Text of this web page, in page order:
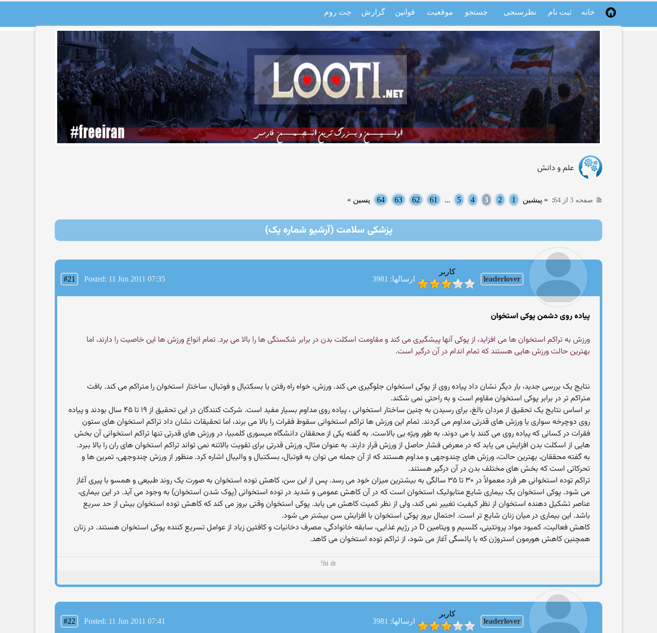
خانه ثبت نام نظرسنجی جستجو موقعیت قوانین گزارش چت روم
علم و دانش
صفحه 3 از 64 : « پیشین 1
2
3
4
5
...
61
62
63
64 پسین »
پزشکی سلامت (آرشیو شماره یک)
leaderlover
کاربر
ارسالها: 3981
#21 Posted: 11 Jun 2011 07:35
پیاده روی دشمن پوکی استخوان
ورزش به تراکم استخوان ها می افزاید، از پوکی آنها پیشگیری می کند و مقاومت اسکلت بدن در برابر شکستگی ها را بالا می برد. تمام انواع ورزش ها این خاصیت را دارند، اما
بهترین حالت ورزش هایی هستند که تمام اندام در آن درگیر است.
نتایج یک بررسی جدید، بار دیگر نشان داد پیاده روی از پوکی استخوان جلوگیری می کند. ورزش، خواه راه رفتن یا بسکتبال و فوتبال، ساختار استخوان را متراکم می کند. بافت
متراکم تر در برابر پوکی استخوان مقاوم است و به راحتی نمی شکند.
بر اساس نتایج یک تحقیق از مردان بالغ، برای رسیدن به چنین ساختار استخوانی ، پیاده روی مداوم بسیار مفید است. شرکت کنندگان در این تحقیق از ۱۹ تا ۴۵ سال بودند و پیاده
روی دوچرخه سواری یا ورزش های قدرتی مداوم می کردند. تمام این ورزش ها تراکم استخوانی سقوط فقرات را بالا می برند، اما تحقیقات نشان داد تراکم استخوان های ستون
فقرات در کسانی که پیاده روی می کنند یا می دوند، به طور ویژه یی بالاست. به گفته یکی از محققان دانشگاه میسوری کلمبیا، در ورزش های قدرتی تنها تراکم استخوانی آن بخش
هایی از اسکلت بدن افزایش می یابد که در معرض فشار حاصل از ورزش قرار دارند. به عنوان مثال، ورزش قدرتی برای تقویت بالاتنه نمی تواند تراکم استخوان های ران را بالا ببرد.
به گفته محققان، بهترین حالت، ورزش های چندوجهی و مداوم هستند که از آن جمله می توان به فوتبال، بسکتبال و والیبال اشاره کرد. منظور از ورزش چندوجهی، تمرین ها و
تحرکاتی است که بخش های مختلف بدن در آن درگیر هستند.
تراکم توده استخوانی هر فرد معمولاً در ۳۰ تا ۳۵ سالگی به بیشترین میزان خود می رسد. پس از این سن، کاهش توده استخوان به صورت یک روند طبیعی و همسو با پیری آغاز
می شود. پوکی استخوان یک بیماری شایع متابولیک استخوان است که در آن کاهش عمومی و شدید در توده استخوانی (پوک شدن استخوان) به وجود می آید. در این بیماری،
عناصر تشکیل دهنده استخوان از نظر کیفیت تغییر نمی کند، ولی از نظر کمیت کاهش می یابد. پوکی استخوان وقتی بروز می کند که کاهش توده استخوان بیش از حد سریع
باشد. این بیماری در میان زنان شایع تر است. احتمال بروز پوکی استخوان با افزایش سن بیشتر می شود.
کاهش فعالیت، کمبود مواد پروتئینی، کلسیم و ویتامین D در رژیم غذایی، سابقه خانوادگی، مصرف دخانیات و کافئین زیاد از عوامل تسریع کننده پوکی استخوان هستند. در زنان
همچنین کاهش هورمون استروژن که با یائسگی آغاز می شود، از تراکم توده استخوان می کاهد.
hi dr!
leaderlover
کاربر
ارسالها: 3981
#22 Posted: 11 Jun 2011 07:41